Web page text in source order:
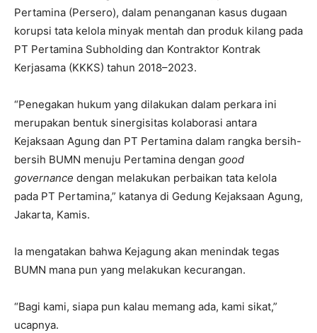
Pertamina (Persero), dalam penanganan kasus dugaan
korupsi tata kelola minyak mentah dan produk kilang pada
PT Pertamina Subholding dan Kontraktor Kontrak
Kerjasama (KKKS) tahun 2018–2023.
“Penegakan hukum yang dilakukan dalam perkara ini
merupakan bentuk sinergisitas kolaborasi antara
Kejaksaan Agung dan PT Pertamina dalam rangka bersih-
bersih BUMN menuju Pertamina dengan good
governance dengan melakukan perbaikan tata kelola
pada PT Pertamina,” katanya di Gedung Kejaksaan Agung,
Jakarta, Kamis.
Ia mengatakan bahwa Kejagung akan menindak tegas
BUMN mana pun yang melakukan kecurangan.
“Bagi kami, siapa pun kalau memang ada, kami sikat,”
ucapnya.